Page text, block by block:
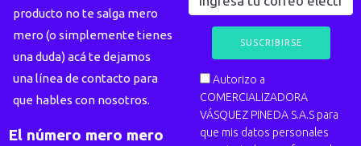
producto no te salga mero
mero (o simplemente tienes
una duda) acá te dejamos
una línea de contacto para
que hables con nosotros.
El número mero mero
Autorizo a
COMERCIALIZADORA
VÁSQUEZ PINEDA S.A.S para
que mis datos personales